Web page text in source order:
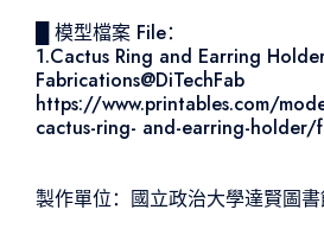
█ 模型檔案 File：
1.Cactus Ring and Earring
Fabrications@DiTechFab
https://www.printables.com/
cactus-ring- and-earring-holder/
製作單位：國立政治大學達賢圖